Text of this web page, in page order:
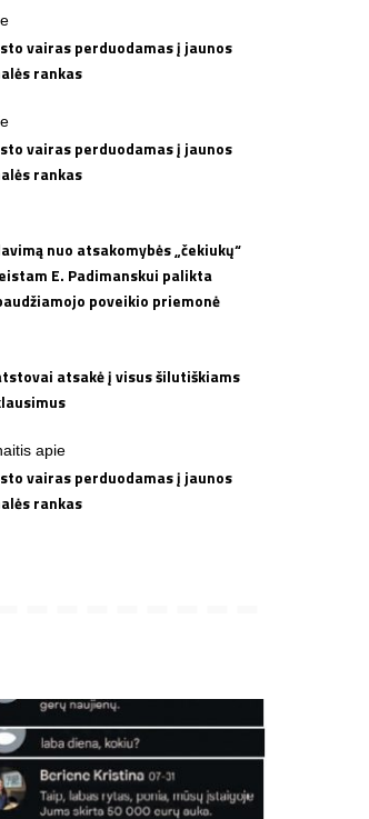
vairas perduodamas į jaunos
rankas
vairas perduodamas į jaunos
rankas
nuo atsakomybės „čekiukų“
E. Padimanskui palikta
poveikio priemonė
atsakė į visus šilutiškiams
apie
vairas perduodamas į jaunos
rankas